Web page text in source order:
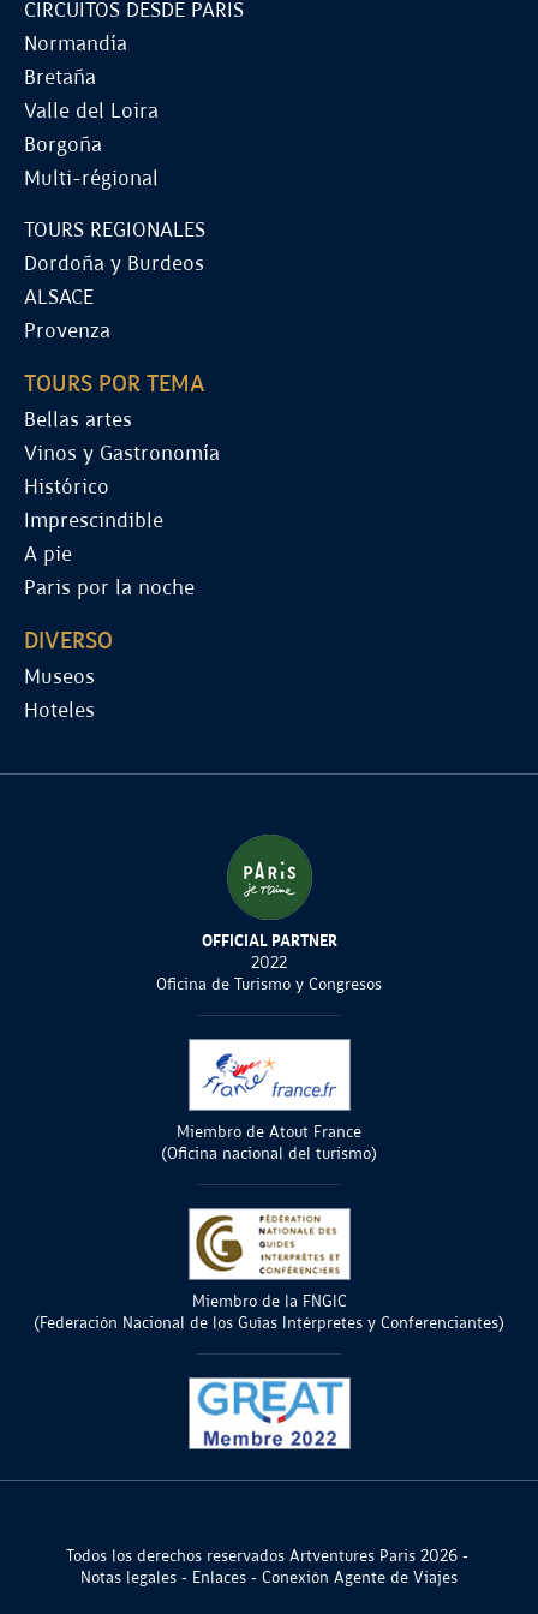
CIRCUITOS DESDE PARIS
Normandía
Bretaña
Valle del Loira
Borgoña
Multi-régional
TOURS REGIONALES
Dordoña y Burdeos
ALSACE
Provenza
TOURS POR TEMA
Bellas artes
Vinos y Gastronomía
Histórico
Imprescindible
A pie
Paris por la noche
DIVERSO
Museos
Hoteles
OFFICIAL PARTNER
2022
Oficina de Turismo y Congresos
Miembro de Atout France
(Oficina nacional del turismo)
Miembro de la FNGIC
(Federación Nacional de los Guías Intérpretes y Conferenciantes)
Todos los derechos reservados Artventures Paris 2026
Notas legales
Enlaces Conexión Agente de Viajes